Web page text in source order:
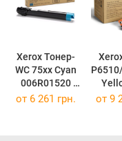
Xerox Тонер-
WC 75xx Cyan
006R01520
(006R01520)
от 6 261 грн. от 9